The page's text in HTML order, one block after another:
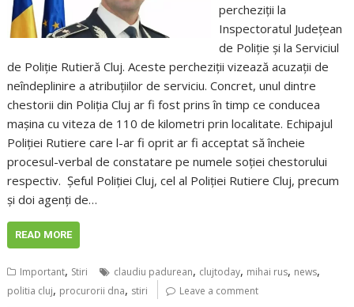
percheziții la
Inspectoratul Județean
de Poliție și la Serviciul
de Poliție Rutieră Cluj. Aceste percheziții vizează acuzații de
neîndeplinire a atribuțiilor de serviciu. Concret, unul dintre
chestorii din Poliția Cluj ar fi fost prins în timp ce conducea
mașina cu viteza de 110 de kilometri prin localitate. Echipajul
Poliției Rutiere care l-ar fi oprit ar fi acceptat să încheie
procesul-verbal de constatare pe numele soției chestorului
respectiv. Șeful Poliției Cluj, cel al Poliției Rutiere Cluj, precum
și doi agenți de…
READ MORE
Important, Stiri claudiu padurean, clujtoday, mihai rus, news,
politia cluj, procurorii dna, stiri Leave a comment